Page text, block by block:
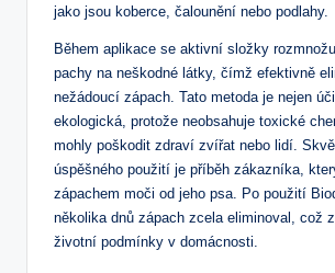
jako jsou koberce, čalounění nebo podlahy.
Během aplikace se aktivní složky
pachy na neškodné látky, čímž efektivně
nežádoucí zápach. Tato metoda je nejen
ekologická, protože neobsahuje toxické
mohly poškodit zdraví zvířat nebo lidí.
úspěšného použití je příběh zákazníka,
zápachem moči od jeho psa. Po použití
několika dnů zápach zcela eliminoval, což
životní podmínky v domácnosti.